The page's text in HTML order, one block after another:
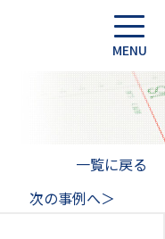
一覧に戻る
次の事例へ＞